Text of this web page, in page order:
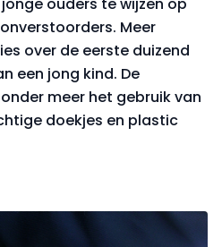
Meer
over de eerste duizend
een jong kind. De
meer het gebruik van
doekjes en plastic